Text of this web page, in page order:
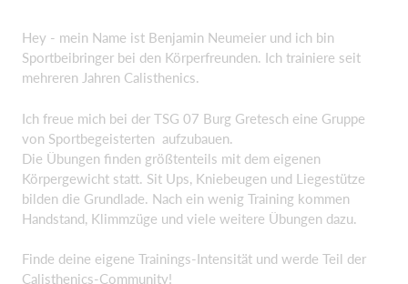
Hey - mein Name ist Benjamin Neumeier und ich bin
Sportbeibringer bei den Körperfreunden. Ich trainiere seit
mehreren Jahren Calisthenics.
Ich freue mich bei der TSG 07 Burg Gretesch eine Gruppe
von Sportbegeisterten aufzubauen.
Die Übungen finden größtenteils mit dem eigenen
Körpergewicht statt. Sit Ups, Kniebeugen und Liegestütze
bilden die Grundlade. Nach ein wenig Training kommen
Handstand, Klimmzüge und viele weitere Übungen dazu.
Finde deine eigene Trainings-Intensität und werde Teil der
Calisthenics-Community!